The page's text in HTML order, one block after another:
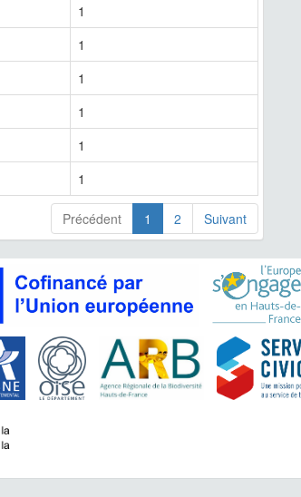
1
1
1
1
1
1
Précédent 1 2 Suivant